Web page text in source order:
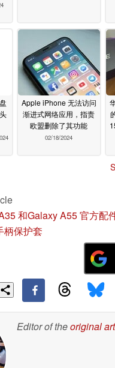
Apple iPhone 无法访问
渐进式网络应用，指责
欧盟删除了其功能
02/18/2024
和Galaxy A55 官方配
柄保护套
Editor of theoriginal